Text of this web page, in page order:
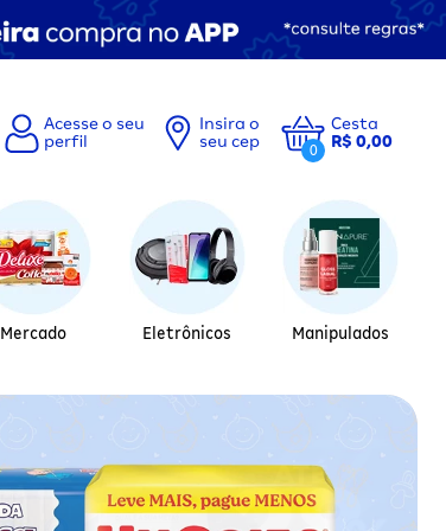
Insira o
seu cep
0
Cesta
R$ 0,00
Mercado Eletrônicos Manipulados